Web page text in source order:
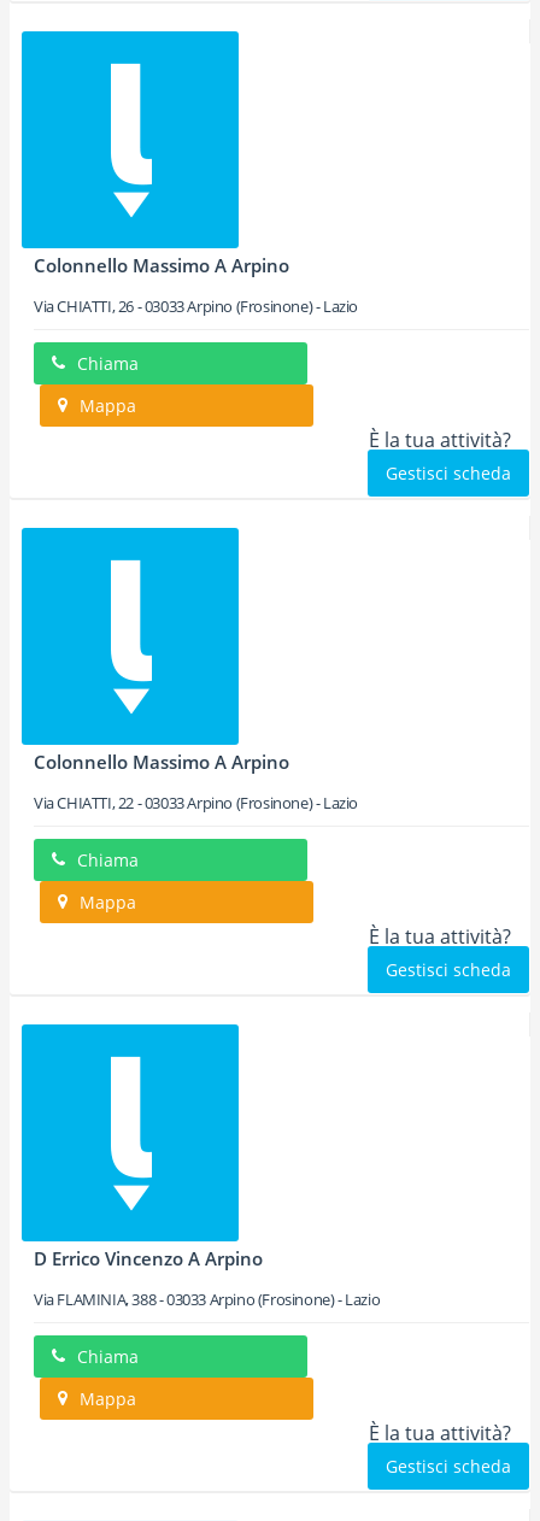
Colonnello Massimo A Arpino
Via CHIATTI, 26-03033Arpino (Frosinone) -Lazio
Chiama
Mappa
È la tua attività?
Gestisci scheda
Colonnello Massimo A Arpino
Via CHIATTI, 22-03033Arpino (Frosinone) -Lazio
Chiama
Mappa
È la tua attività?
Gestisci scheda
D Errico Vincenzo A Arpino
Via FLAMINIA, 388-03033Arpino(Frosinone) -Lazio
Chiama
Mappa
È la tua attività?
Gestisci scheda